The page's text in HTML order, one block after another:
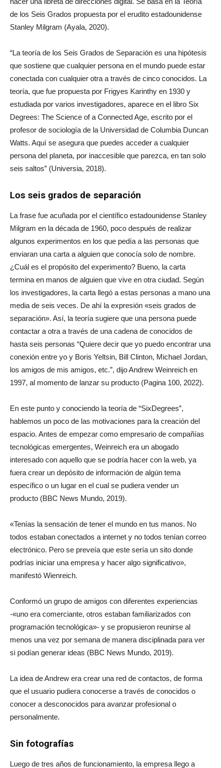
de los Seis Grados propuesta por el erudito estadounidense
Stanley Milgram (Ayala, 2020).
“La teoría de los Seis Grados de Separación es una hipótesis
que sostiene que cualquier persona en el mundo puede estar
conectada con cualquier otra a través de cinco conocidos. La
teoría, que fue propuesta por Frigyes Karinthy en 1930 y
estudiada por varios investigadores, aparece en el libro Six
Degrees: The Science of a Connected Age, escrito por el
profesor de sociología de la Universidad de Columbia Duncan
Watts. Aquí se asegura que puedes acceder a cualquier
persona del planeta, por inaccesible que parezca, en tan solo
seis saltos” (Universia, 2018).
Los seis grados de separación
La frase fue acuñada por el científico estadounidense Stanley
Milgram en la década de 1960, poco después de realizar
algunos experimentos en los que pedía a las personas que
enviaran una carta a alguien que conocía solo de nombre.
¿Cuál es el propósito del experimento? Bueno, la carta
termina en manos de alguien que vive en otra ciudad. Según
los investigadores, la carta llegó a estas personas a mano una
media de seis veces. De ahí la expresión «seis grados de
separación». Así, la teoría sugiere que una persona puede
contactar a otra a través de una cadena de conocidos de
hasta seis personas “Quiere decir que yo puedo encontrar una
conexión entre yo y Boris Yeltsin, Bill Clinton, Michael Jordan,
los amigos de mis amigos, etc.”, dijo Andrew Weinreich en
1997, al momento de lanzar su producto (Pagina 100, 2022).
En este punto y conociendo la teoría de “SixDegrees”,
hablemos un poco de las motivaciones para la creación del
espacio. Antes de empezar como empresario de compañías
tecnológicas emergentes, Weinreich era un abogado
interesado con aquello que se podría hacer con la web, ya
fuera crear un depósito de información de algún tema
específico o un lugar en el cual se pudiera vender un
producto (BBC News Mundo, 2019).
«Tenías la sensación de tener el mundo en tus manos. No
todos estaban conectados a internet y no todos tenían correo
electrónico. Pero se preveía que este sería un sito donde
podrías iniciar una empresa y hacer algo significativo»,
manifestó Wienreich.
Conformó un grupo de amigos con diferentes experiencias
-«uno era comerciante, otros estaban familiarizados con
programación tecnológica»- y se propusieron reunirse al
menos una vez por semana de manera disciplinada para ver
si podían generar ideas (BBC News Mundo, 2019).
La idea de Andrew era crear una red de contactos, de forma
que el usuario pudiera conocerse a través de conocidos o
conocer a desconocidos para avanzar profesional o
personalmente.
Sin fotografías
Luego de tres años de funcionamiento, la empresa llego a